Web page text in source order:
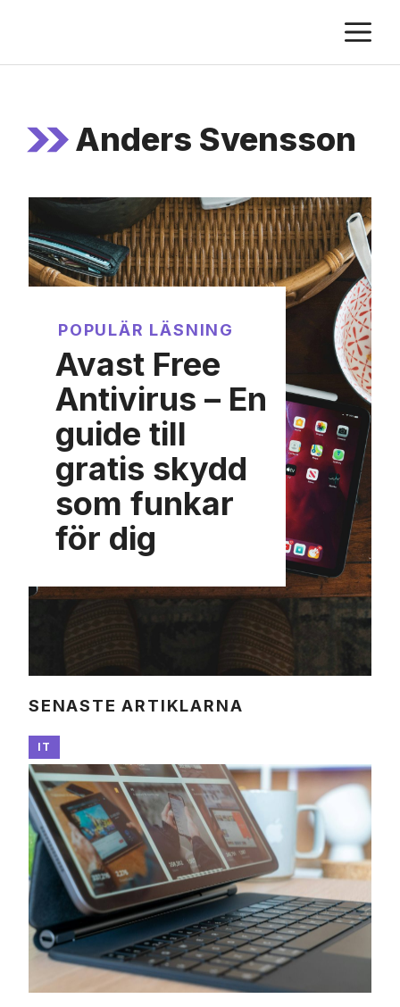
content
Anders Svensson
POPULÄR LÄSNING
Avast Free
Antivirus – En
guide till
gratis skydd
som funkar
för dig
SENASTE ARTIKLARNA
IT